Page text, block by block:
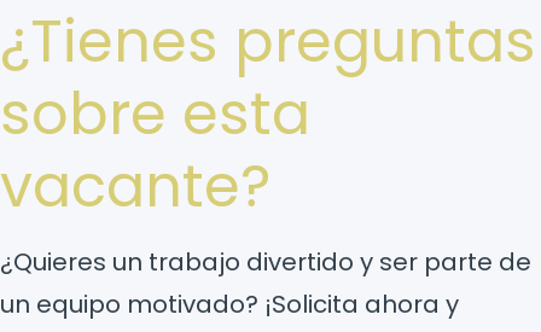
¿Tienes preguntas
sobre esta
vacante?
¿Quieres un trabajo divertido y ser parte de
un equipo motivado? ¡Solicita ahora y